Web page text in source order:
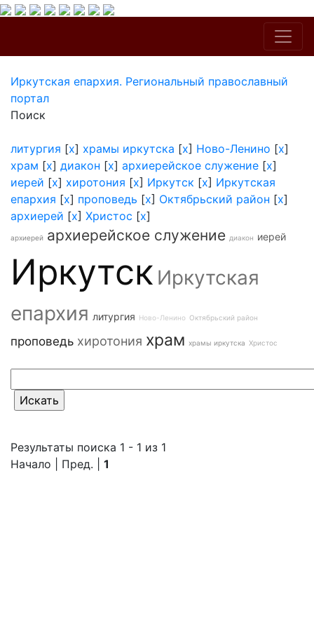
Иркутская епархия. Региональный православный
портал
Поиск
литургия [x] храмы иркутска [x] Ново-Ленино [x]
храм [x] диакон [x] архиерейское служение [x]
иерей [x] хиротония [x] Иркутск [x] Иркутская
епархия [x] проповедь [x] Октябрьский район [x]
архиерей [x] Христос [x]
архиерей архиерейское служение диакон иерей
Иркутск Иркутская
епархия литургия Ново-Ленино Октябрьский район
проповедь хиротония храм храмы иркутска Христос
Результаты поиска 1 - 1 из 1
Начало | Пред. | 1